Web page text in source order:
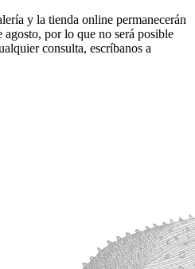
y la tienda online permanecerán
agosto, por lo que no será posible
consulta, escríbanos a